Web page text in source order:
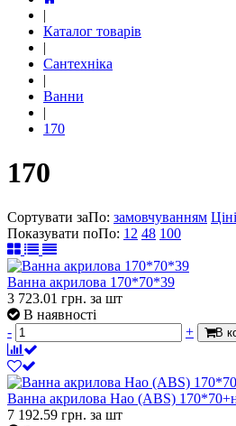
|
Каталог товарів
|
Сантехніка
|
Ванни
|
170
170
Сортувати заПо: замовчуванням Ціні
Показувати поПо: 12 48 100
Ванна акрилова 170*70*39
3 723.01 грн. за шт
В наявності
-
+ В
Ванна акрилова Нао (ABS)
7 192.59 грн. за шт